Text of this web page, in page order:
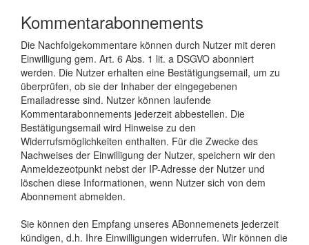
Kommentarabonnements
Die Nachfolgekommentare können durch Nutzer mit deren
Einwilligung gem. Art. 6 Abs. 1 lit. a DSGVO abonniert
werden. Die Nutzer erhalten eine Bestätigungsemail, um zu
überprüfen, ob sie der Inhaber der eingegebenen
Emailadresse sind. Nutzer können laufende
Kommentarabonnements jederzeit abbestellen. Die
Bestätigungsemail wird Hinweise zu den
Widerrufsmöglichkeiten enthalten. Für die Zwecke des
Nachweises der Einwilligung der Nutzer, speichern wir den
Anmeldezeotpunkt nebst der IP-Adresse der Nutzer und
löschen diese Informationen, wenn Nutzer sich von dem
Abonnement abmelden.
Sie können den Empfang unseres ABonnemenets jederzeit
kündigen, d.h. Ihre Einwilligungen widerrufen. Wir können die